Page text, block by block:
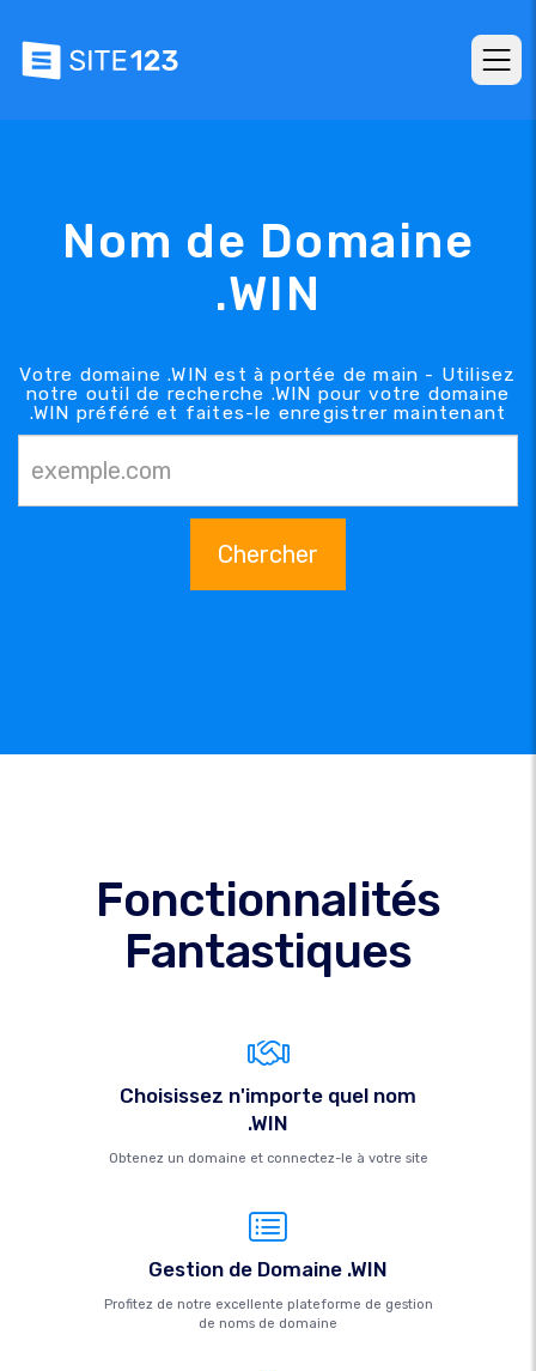
Nom de Domaine
.WIN
Votre domaine .WIN est à portée de main - Utilisez
notre outil de recherche .WIN pour votre domaine
.WIN préféré et faites-le enregistrer maintenant
Chercher
Fonctionnalités
Fantastiques
Choisissez n'importe quel nom
.WIN
Obtenez un domaine et connectez-le à votre site
Gestion de Domaine .WIN
Profitez de notre excellente plateforme de gestion
de noms de domaine